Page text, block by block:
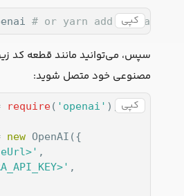
کپی
# or yarn add openai
سپس، می‌توانید مانند قطعه کد
مصنوعی خود متصل شوید:
کپی require( 'openai' );
new
,